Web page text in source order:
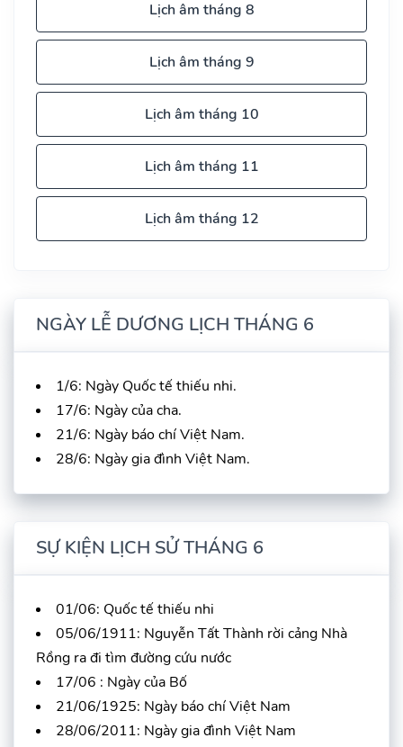
Lịch âm tháng 8
Lịch âm tháng 9
Lịch âm tháng 10
Lịch âm tháng 11
Lịch âm tháng 12
NGÀY LỄ DƯƠNG LỊCH THÁNG 6
1/6: Ngày Quốc tế thiếu nhi.
17/6: Ngày của cha.
21/6: Ngày báo chí Việt Nam.
28/6: Ngày gia đình Việt Nam.
SỰ KIỆN LỊCH SỬ THÁNG 6
01/06: Quốc tế thiếu nhi
05/06/1911: Nguyễn Tất Thành rời cảng Nhà
Rồng ra đi tìm đường cứu nước
17/06 : Ngày của Bố
21/06/1925: Ngày báo chí Việt Nam
28/06/2011: Ngày gia đình Việt Nam